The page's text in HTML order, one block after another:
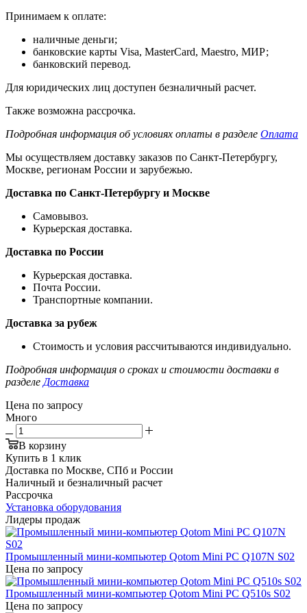
Принимаем к оплате:
наличные деньги;
банковские карты Visa, MasterCard, Maestro, МИР;
банковский перевод.
Для юридических лиц доступен безналичный расчет.
Также возможна рассрочка.
Подробная информация об условиях оплаты в разделе Оплата
Мы осуществляем доставку заказов по Санкт-Петербургу,
Москве, регионам России и зарубежью.
Доставка по Санкт-Петербургу и Москве
Самовывоз.
Курьерская доставка.
Доставка по России
Курьерская доставка.
Почта России.
Транспортные компании.
Доставка за рубеж
Стоимость и условия рассчитываются индивидуально.
Подробная информация о сроках и стоимости доставки в
разделе Доставка
Цена по запросу
Много
В корзину
Купить в 1 клик
Доставка по Москве, СПб и России
Наличный и безналичный расчет
Рассрочка
Установка оборудования
Лидеры продаж
Промышленный мини-компьютер Qotom Mini PC Q107N S02
Цена по запросу
Промышленный мини-компьютер Qotom Mini PC Q510s S02
Цена по запросу